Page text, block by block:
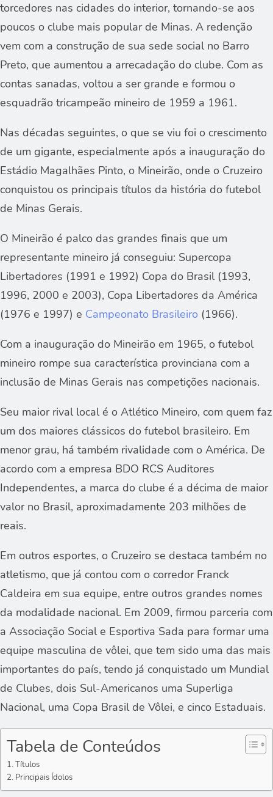
torcedores nas cidades do interior, tornando-se aos
poucos o clube mais popular de Minas. A redenção
vem com a construção de sua sede social no Barro
Preto, que aumentou a arrecadação do clube. Com as
contas sanadas, voltou a ser grande e formou o
esquadrão tricampeão mineiro de 1959 a 1961.
Nas décadas seguintes, o que se viu foi o crescimento
de um gigante, especialmente após a inauguração do
Estádio Magalhães Pinto, o Mineirão, onde o Cruzeiro
conquistou os principais títulos da história do futebol
de Minas Gerais.
O Mineirão é palco das grandes finais que um
representante mineiro já conseguiu: Supercopa
Libertadores (1991 e 1992) Copa do Brasil (1993,
1996, 2000 e 2003), Copa Libertadores da América
(1976 e 1997) e Campeonato Brasileiro (1966).
Com a inauguração do Mineirão em 1965, o futebol
mineiro rompe sua característica provinciana com a
inclusão de Minas Gerais nas competições nacionais.
Seu maior rival local é o Atlético Mineiro, com quem faz
um dos maiores clássicos do futebol brasileiro. Em
menor grau, há também rivalidade com o América. De
acordo com a empresa BDO RCS Auditores
Independentes, a marca do clube é a décima de maior
valor no Brasil, aproximadamente 203 milhões de
reais.
Em outros esportes, o Cruzeiro se destaca também no
atletismo, que já contou com o corredor Franck
Caldeira em sua equipe, entre outros grandes nomes
da modalidade nacional. Em 2009, firmou parceria com
a Associação Social e Esportiva Sada para formar uma
equipe masculina de vôlei, que tem sido uma das mais
importantes do país, tendo já conquistado um Mundial
de Clubes, dois Sul-Americanos uma Superliga
Nacional, uma Copa Brasil de Vôlei, e cinco Estaduais.
Tabela de Conteúdos
Títulos
Principais Ídolos